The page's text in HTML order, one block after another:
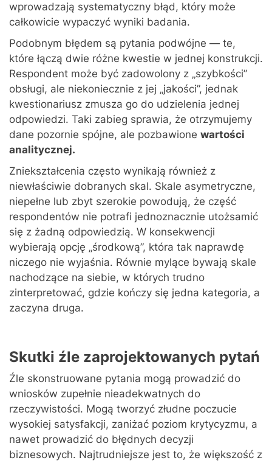
wprowadzają systematyczny błąd, który może
całkowicie wypaczyć wyniki badania.
Podobnym błędem są pytania podwójne — te,
które łączą dwie różne kwestie w jednej konstrukcji.
Respondent może być zadowolony z „szybkości”
obsługi, ale niekoniecznie z jej „jakości”, jednak
kwestionariusz zmusza go do udzielenia jednej
odpowiedzi. Taki zabieg sprawia, że otrzymujemy
dane pozornie spójne, ale pozbawione wartości
analitycznej.
Zniekształcenia często wynikają również z
niewłaściwie dobranych skal. Skale asymetryczne,
niepełne lub zbyt szerokie powodują, że część
respondentów nie potrafi jednoznacznie utożsamić
się z żadną odpowiedzią. W konsekwencji
wybierają opcję „środkową”, która tak naprawdę
niczego nie wyjaśnia. Równie mylące bywają skale
nachodzące na siebie, w których trudno
zinterpretować, gdzie kończy się jedna kategoria, a
zaczyna druga.
Skutki źle zaprojektowanych pytań
Źle skonstruowane pytania mogą prowadzić do
wniosków zupełnie nieadekwatnych do
rzeczywistości. Mogą tworzyć złudne poczucie
wysokiej satysfakcji, zaniżać poziom krytycyzmu, a
nawet prowadzić do błędnych decyzji
biznesowych. Najtrudniejsze jest to, że większość z